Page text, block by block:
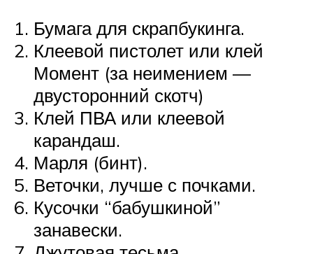
Бумага для скрапбукинга.
Клеевой пистолет или клей
Момент (за неимением —
двусторонний скотч)
Клей ПВА или клеевой
карандаш.
Марля (бинт).
Веточки, лучше с почками.
Кусочки “бабушкиной”
занавески.